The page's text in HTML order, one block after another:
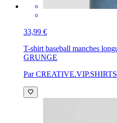
33,99 €
T-shirt baseball manches
GRUNGE
Par CREATIVE.VIP.SHIRTS